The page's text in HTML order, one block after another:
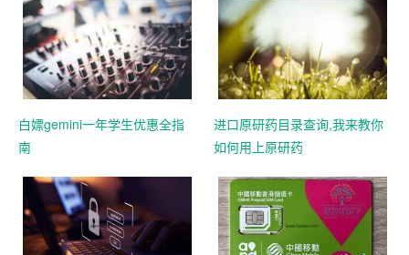
白嫖gemini一年学生优惠全指
南
进口原研药目录查询,我来教你
如何用上原研药